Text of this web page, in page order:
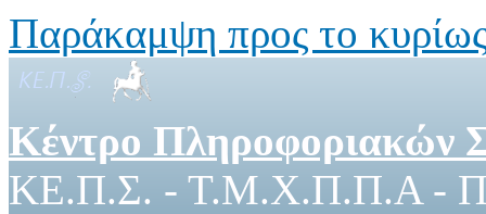
Παράκαμψη προς το
Κέντρο Πληροφοριακών
ΚΕ.Π.Σ. - Τ.Μ.Χ.Π.Π.Α -